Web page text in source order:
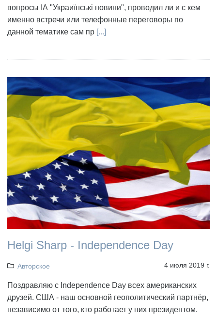
вопросы ІА "Украиїнські новини", проводил ли и с кем
именно встречи или телефонные переговоры по
данной тематике сам пр [...]
Helgi Sharp - Independence Day
Авторское 4 июля 2019 г.
Поздравляю с Independence Day всех американских
друзей. США - наш основной геополитический партнёр,
независимо от того, кто работает у них президентом.